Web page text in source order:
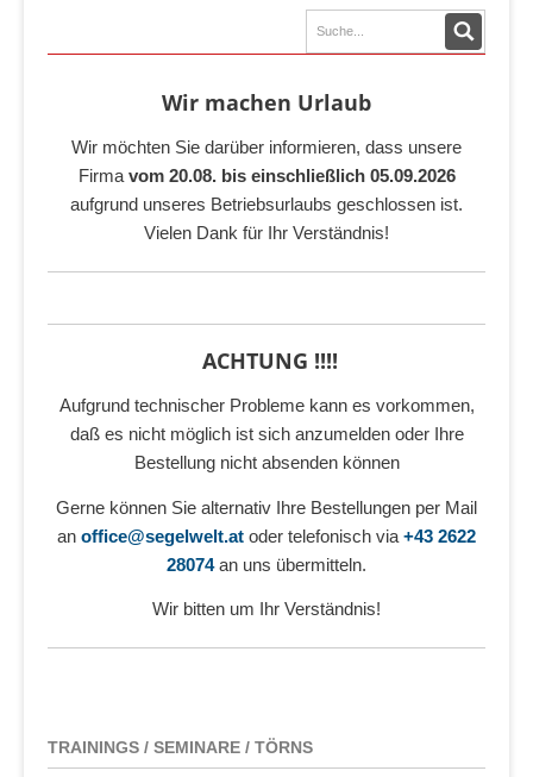
Wir machen Urlaub
Wir möchten Sie darüber informieren, dass unsere
Firma vom 20.08. bis einschließlich 05.09.2026
aufgrund unseres Betriebsurlaubs geschlossen ist.
Vielen Dank für Ihr Verständnis!
ACHTUNG !!!!
Aufgrund technischer Probleme kann es vorkommen,
daß es nicht möglich ist sich anzumelden oder Ihre
Bestellung nicht absenden können
Gerne können Sie alternativ Ihre Bestellungen per Mail
an office@segelwelt.at oder telefonisch via +43 2622
28074an uns übermitteln.
Wir bitten um Ihr Verständnis!
TRAININGS / SEMINARE / TÖRNS